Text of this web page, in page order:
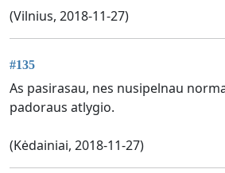
(Vilnius, 2018-11-27)
#135
As pasirasau, nes nusipelnau
padoraus atlygio.
(Kėdainiai, 2018-11-27)